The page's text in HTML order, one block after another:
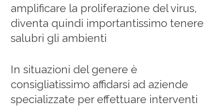
amplificare la proliferazione del virus,
diventa quindi importantissimo tenere
salubri gli ambienti
In situazioni del genere è
consigliatissimo affidarsi ad aziende
specializzate per effettuare interventi